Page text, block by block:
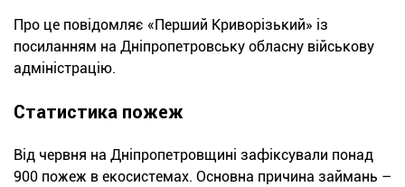
Про це повідомляє «Перший Криворізький» із
посиланням на Дніпропетровську обласну військову
адміністрацію.
Статистика пожеж
Від червня на Дніпропетровщині зафіксували понад
900 пожеж в екосистемах. Основна причина займань –